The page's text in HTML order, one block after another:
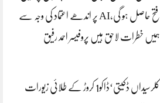
فتح حاصل ہو گی،AI پر اندھے اعتماد کی وجہ سے
ہمیں خطرات لاحق ہیں پروفیسر احمد رفیق
کلرسیداں ڈکیتی‘ڈاکو1 کروڑ کے طلائی زیورات